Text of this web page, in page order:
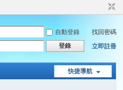
自動登錄
找回密碼
登錄 立即註冊
快捷導航